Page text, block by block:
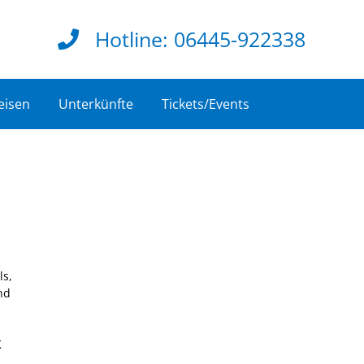
Hotline: 06445-922338
Unterkünfte Tickets/Events